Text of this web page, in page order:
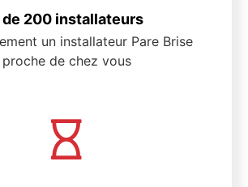
de 200 installateurs
un installateur Pare Brise
proche de chez vous